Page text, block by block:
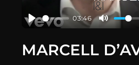
03:46
MARCELL